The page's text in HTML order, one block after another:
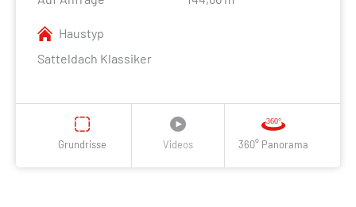
Haustyp
Satteldach Klassiker
Grundrisse Videos 360° Panorama